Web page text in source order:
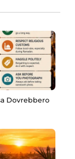
Dovrebbero